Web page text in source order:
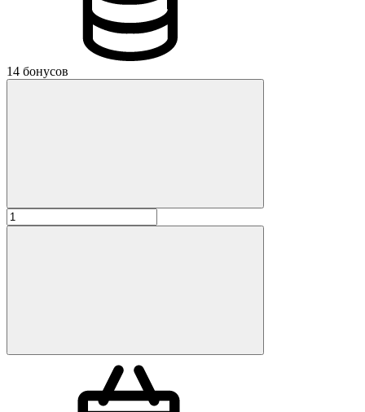
14 бонусов